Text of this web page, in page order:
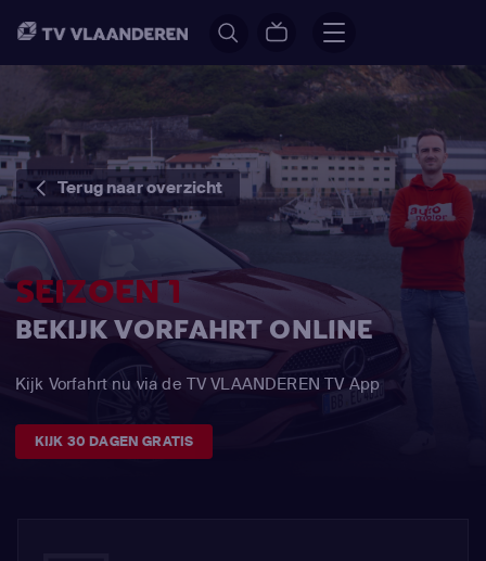
Terug naar overzicht
SEIZOEN 1
BEKIJK VORFAHRT ONLINE
Kijk Vorfahrt nu via de TV VLAANDEREN TV App
KIJK 30 DAGEN GRATIS